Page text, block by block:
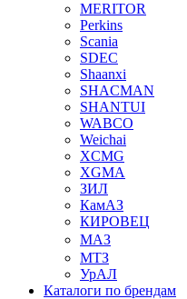
MERITOR
Perkins
Scania
SDEC
Shaanxi
SHACMAN
SHANTUI
WABCO
Weichai
XCMG
XGMA
ЗИЛ
КамАЗ
КИРОВЕЦ
МАЗ
МТЗ
УрАЛ
Каталоги по брендам